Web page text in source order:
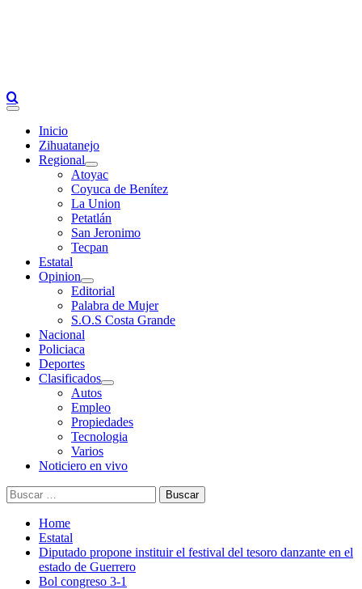
Primary
Inicio
Zihuatanejo
Regional
Atoyac
Coyuca de Benítez
La Union
Petatlán
San Jeronimo
Tecpan
Estatal
Opinion
Editorial
Palabra de Mujer
S.O.S Costa Grande
Nacional
Policiaca
Deportes
Clasificados
Autos
Empleo
Propiedades
Tecnologia
Varios
Noticiero en vivo
Buscar:
Home
Estatal
Diputado propone instituir el festival del tesoro danzante en el
estado de Guerrero
Bol congreso 3-1